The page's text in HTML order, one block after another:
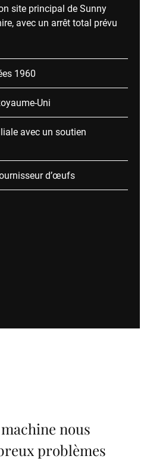
site principal de Sunny
avec un arrêt total prévu
1960
Uni
avec un soutien
d’œufs
nous
problèmes